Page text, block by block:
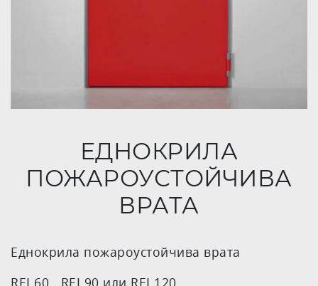
ЕДНОКРИЛА
ПОЖАРОУСТОЙЧИВА
ВРАТА
Еднокрила пожароустойчива врата